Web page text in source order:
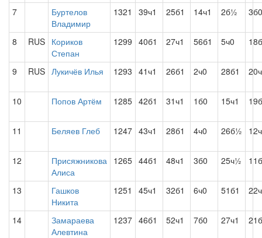
7
Буртелов
Владимир
1321 39ч1 25б1 14ч1 2б½ 3б0
8 RUS Кориков
Степан
1299 40б1 27ч1 56б1 5ч0
9 RUS Лукичёв Илья 1293 41ч1 26б1 2ч0 28б1
10 Попов Артём 1285 42б1 31ч1 1б0 15ч1
11 Беляев Глеб 1247 43ч1 28б1 4ч0 26б½
12
Присяжникова
Алиса
1265 44б1 48ч1 3б0 25ч½
13
Гашков
Никита
1251 45ч1 32б1 6ч0 51б1
14
Замараева
Алевтина
1237 46б1 52ч1 7б0 27ч1